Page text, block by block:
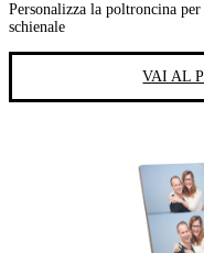
Personalizza la poltroncina
schienale
VAI AL